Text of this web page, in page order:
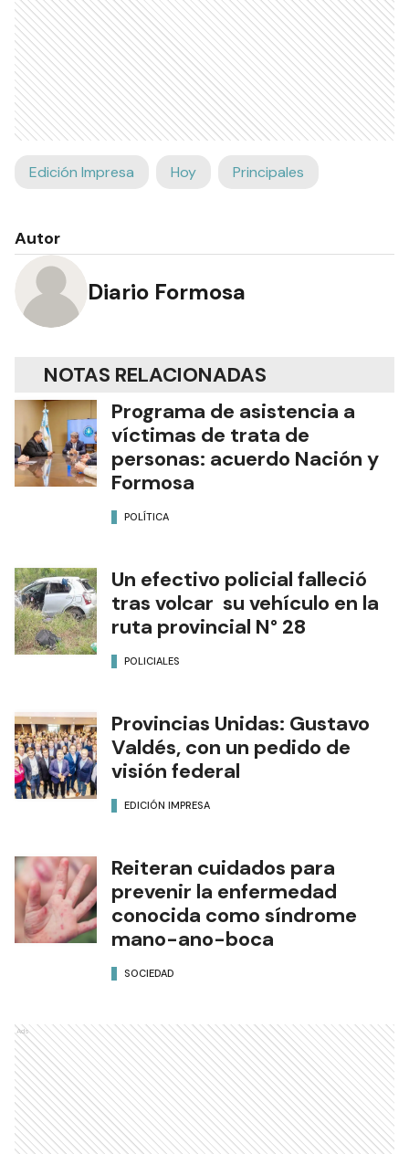
Edición Impresa Hoy Principales
Autor
Diario Formosa
NOTAS RELACIONADAS
Programa de asistencia a
víctimas de trata de
personas: acuerdo Nación y
Formosa
POLÍTICA
Un efectivo policial falleció
tras volcar su vehículo en la
ruta provincial N° 28
POLICIALES
Provincias Unidas: Gustavo
Valdés, con un pedido de
visión federal
EDICIÓN IMPRESA
Reiteran cuidados para
prevenir la enfermedad
conocida como síndrome
mano-ano-boca
SOCIEDAD
Ads